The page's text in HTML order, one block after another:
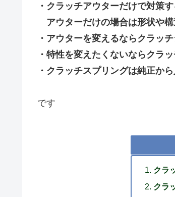
・クラッチアウターだけで対策
アウターだけの場合は形状や
・アウターを変えるならクラッ
・特性を変えたくないならクラ
・ クラッチスプリングは純正か
です
クラ
クラ